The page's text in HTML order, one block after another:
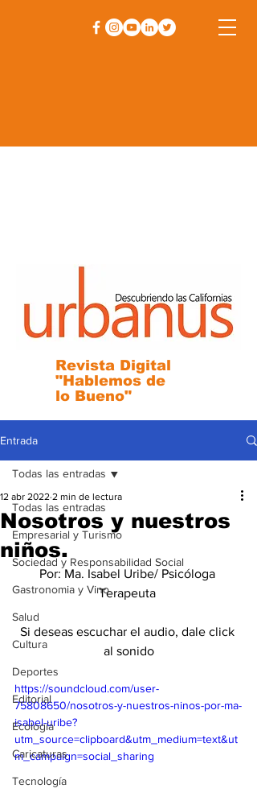
Revista Digital
"Hablemos de
lo Bueno"
Entrada
Todas las entradas
Empresarial y Turismo
Sociedad y Responsabilidad Social
Gastronomia y Vino
Salud
Cultura
Deportes
Editorial
Ecología
Caricaturas
Tecnología
Todas las entradas
Nosotros y nuestros
niños.
12 abr 2022 2 min de lectura
Por: Ma. Isabel Uribe/ Psicóloga
Terapeuta
Si deseas escuchar el audio, dale click
al sonido
https://soundcloud.com/user-
75808650/nosotros-y-nuestros-ninos-por-ma-
isabel-uribe?
utm_source=clipboard&utm_medium=text&ut
m_campaign=social_sharing